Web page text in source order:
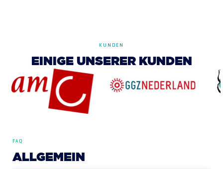
KUNDEN
EINIGE UNSERER KUNDEN
FAQ
ALLGEMEIN